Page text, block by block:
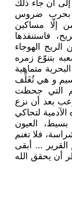
أن جاء ذلك
بحرب ضروس
إلّا مساكين
فاستنقذها
الريح الهوجاء
بتنوّع زمره
متماهية
و هي تُغَلِّف
التي جحظت
بعد أن نزع
لتحاكي
العيون
فلا تغنم
القرير ... أبقى
أن يحقق الله